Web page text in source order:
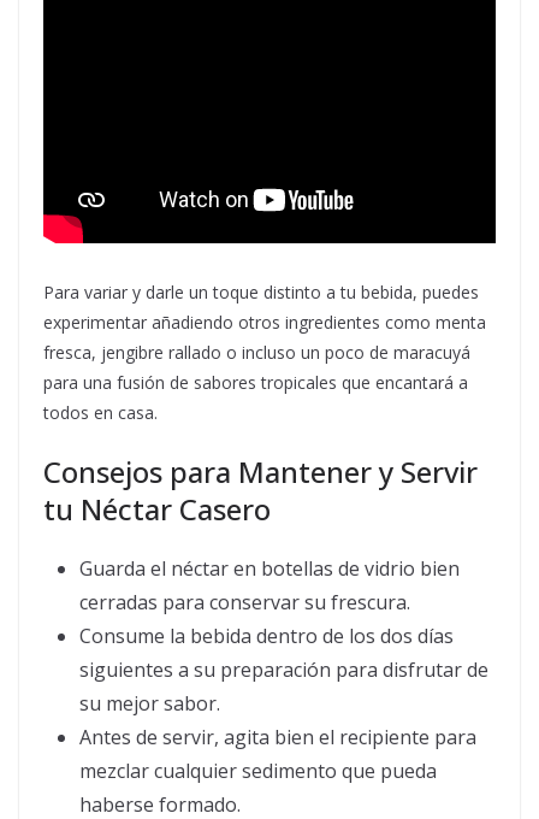
Para variar y darle un toque distinto a tu bebida, puedes
experimentar añadiendo otros ingredientes como menta
fresca, jengibre rallado o incluso un poco de maracuyá
para una fusión de sabores tropicales que encantará a
todos en casa.
Consejos para Mantener y Servir
tu Néctar Casero
Guarda el néctar en botellas de vidrio bien
cerradas para conservar su frescura.
Consume la bebida dentro de los dos días
siguientes a su preparación para disfrutar de
su mejor sabor.
Antes de servir, agita bien el recipiente para
mezclar cualquier sedimento que pueda
haberse formado.